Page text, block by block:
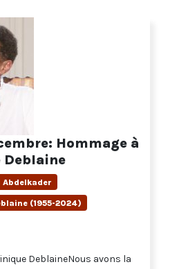
Hommage à
Abdelkader
(1955-2024)
DeblaineNous avons la